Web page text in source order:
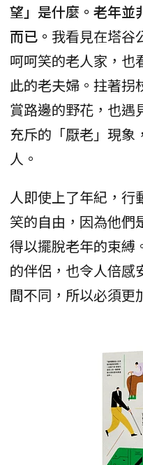
望」是什麼。老年並
而已。 我看見在塔谷
呵呵笑的老人家，也
此的老夫婦。拄著拐
賞路邊的野花，也遇
充斥的「厭老」現象
人。
人即使上了年紀，行
笑的自由，因為他們
得以擺脫老年的束縛
的伴侶，也令人倍感
間不同，所以必須更